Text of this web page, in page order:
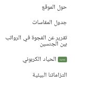
حول الموقع
جدول المقاسات
تقرير عن الفجوة في الرواتب
بين الجنسين
جديد
الحياد الكربوني
التزاماتنا البيئية